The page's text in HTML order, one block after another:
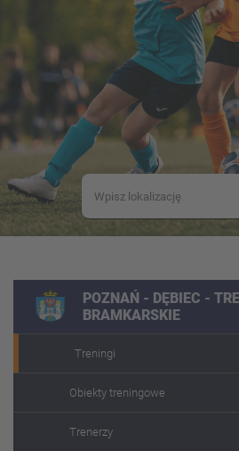
POZNAŃ - DĘBIEC -
BRAMKARSKIE
Treningi
Obiekty treningowe
Trenerzy